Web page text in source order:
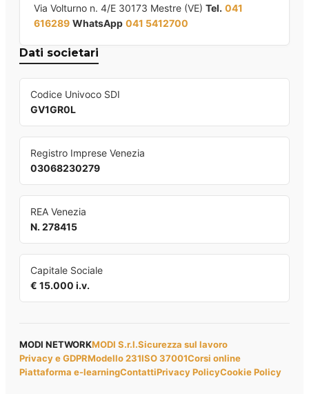
Via Volturno n. 4/E 30173 Mestre (VE) Tel. 041
616289 WhatsApp 041 5412700
Dati societari
Codice Univoco SDI
GV1GR0L
Registro Imprese Venezia
03068230279
REA Venezia
N. 278415
Capitale Sociale
€ 15.000 i.v.
MODI NETWORKMODI S.r.l.Sicurezza sul lavoro
Privacy e GDPRModello 231ISO 37001Corsi online
Piattaforma e-learningContattiPrivacy PolicyCookie Policy